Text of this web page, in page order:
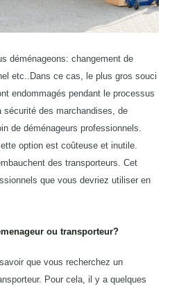
déménageons: changement de
etc..Dans ce cas, le plus gros souci
endommagés pendant le processus
sécurité des marchandises, de
de déménageurs professionnels.
option est coûteuse et inutile.
des transporteurs. Cet
que vous devriez utiliser en
ou transporteur?
que vous recherchez un
Pour cela, il y a quelques